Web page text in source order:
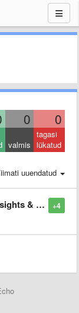
0 0
valmis
tagasi
lükatud
uuendatud
+4
a Strategy